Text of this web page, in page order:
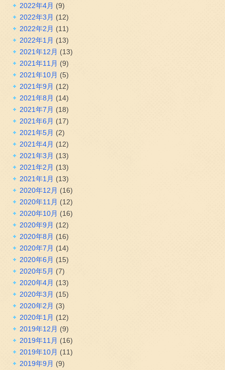
2022年4月 (9)
2022年3月 (12)
2022年2月 (11)
2022年1月 (13)
2021年12月 (13)
2021年11月 (9)
2021年10月 (5)
2021年9月 (12)
2021年8月 (14)
2021年7月 (18)
2021年6月 (17)
2021年5月 (2)
2021年4月 (12)
2021年3月 (13)
2021年2月 (13)
2021年1月 (13)
2020年12月 (16)
2020年11月 (12)
2020年10月 (16)
2020年9月 (12)
2020年8月 (16)
2020年7月 (14)
2020年6月 (15)
2020年5月 (7)
2020年4月 (13)
2020年3月 (15)
2020年2月 (3)
2020年1月 (12)
2019年12月 (9)
2019年11月 (16)
2019年10月 (11)
2019年9月 (9)